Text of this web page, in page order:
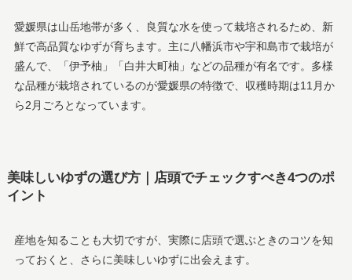
愛媛県は山岳地帯が多く、良質な水を使って栽培されるため、新
鮮で高品質なゆずが育ちます。主に八幡浜市や宇和島市で栽培が
盛んで、「伊予柚」「白井大町柚」などの品種が有名です。多様
な品種が栽培されているのが愛媛県の特徴で、収穫時期は11月か
ら2月ごろとなっています。
美味しいゆずの選び方｜店頭でチェックすべき4つのポ
イント
産地を知ることも大切ですが、実際に店頭で選ぶときのコツを知
っておくと、さらに美味しいゆずに出会えます。